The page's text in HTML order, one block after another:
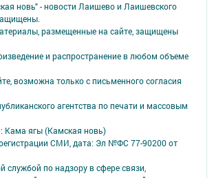
новь" - новости Лаишево и Лаишевского
размещенные на сайте, защищены
и распространение в любом объеме
возможна только с письменного согласия
агентства по печати и массовым
ягы (Камская новь)
СМИ, дата: Эл №ФC 77-90200 от
службой по надзору в сфере связи,